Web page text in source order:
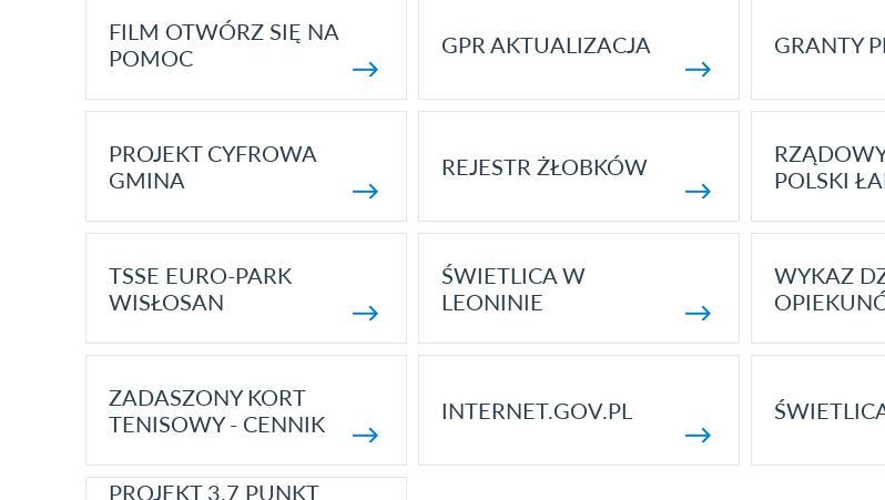
FILM OTWÓRZ SIĘ NA
POMOC
GPR AKTUALIZACJA GRANTY
PROJEKT CYFROWA
GMINA
REJESTR ŻŁOBKÓW
POLSKI
TSSE EURO-PARK
WISŁOSAN
ŚWIETLICA W
LEONINIE
WYKAZ
ZADASZONY KORT
TENISOWY - CENNIK
INTERNET.GOV.PL
PROJEKT 3.7 PUNKT